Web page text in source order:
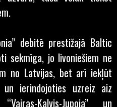
debitē prestižajā Baltic
sekmīga, jo livoniešiem ne
no Latvijas, bet arī iekļūt
ierindojoties uzreiz aiz
Kalvis-Jupoja” un